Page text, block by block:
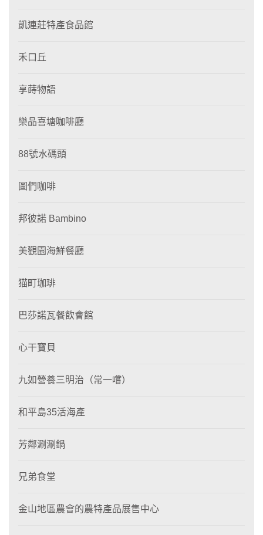
凱連莊特產食品館
禾口丘
享蒔物語
樂品喜塘咖啡廳
88號水碼頭
圖們咖啡
邦彼諾 Bambino
美觀園海鮮餐廳
猫町珈琲
巴莎諾瓦餐飲會館
心干寶貝
九如營養三明治（常一嚐）
和平島35活海產
芳鄰涮涮鍋
兄弟食堂
金山地區農會的農特產品展售中心